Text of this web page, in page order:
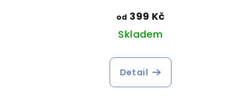
od 399 Kč
Skladem
Detail